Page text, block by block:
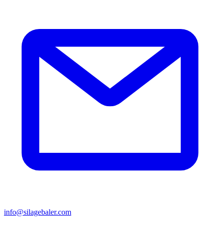
info@silagebaler.com